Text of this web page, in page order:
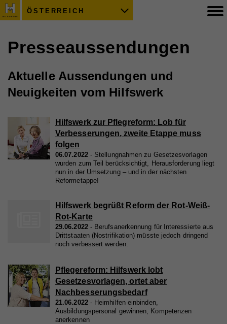
ÖSTERREICH
Presseaussendungen
Aktuelle Aussendungen und
Neuigkeiten vom Hilfswerk
Hilfswerk zur Pflegreform: Lob für
Verbesserungen, zweite Etappe muss
folgen
06.07.2022
Stellungnahmen zu Gesetzesvorlagen
wurden zum Teil berücksichtigt, Herausforderung liegt
nun in der Umsetzung – und in der nächsten
Reformetappe!
Hilfswerk begrüßt Reform der Rot-Weiß-
Rot-Karte
29.06.2022
Berufsanerkennung für Interessierte aus
Drittstaaten (Nostrifikation) müsste jedoch dringend
noch verbessert werden.
Pflegereform: Hilfswerk lobt
Gesetzesvorlagen, ortet aber
Nachbesserungsbedarf
21.06.2022
Heimhilfen einbinden,
Ausbildungspersonal gewinnen, Kompetenzen
anerkennen